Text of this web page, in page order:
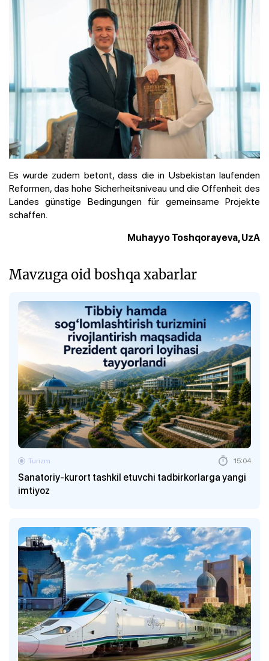
Es wurde zudem betont, dass die in Usbekistan laufenden
Reformen, das hohe Sicherheitsniveau und die Offenheit des
Landes günstige Bedingungen für gemeinsame Projekte
schaffen.
Muhayyo Toshqorayeva, UzA
Mavzuga oid boshqa xabarlar
Sanatoriy-kurort tashkil etuvchi tadbirkorlarga yangi
imtiyoz
Turizm 15:04